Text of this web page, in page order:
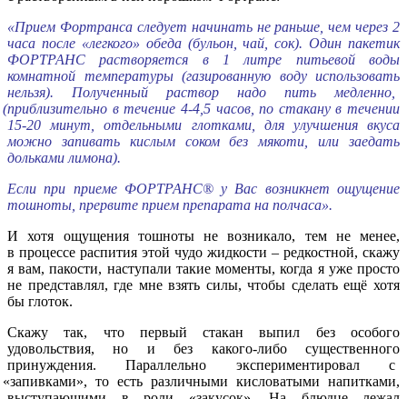
«Прием Фортранса следует начинать не раньше, чем через 2
часа после «легкого» обеда (бульон, чай, сок). Один пакетик
ФОРТРАНС растворяется в 1 литре питьевой воды
комнатной температуры (газированную воду использовать
нельзя). Полученный раствор надо пить медленно,
(приблизительно в течение 4-4,5 часов, по стакану в течении
15-20 минут, отдельными глотками, для улучшения вкуса
можно запивать кислым соком без мякоти, или заедать
дольками лимона).
Если при приеме ФОРТРАНС® у Вас возникнет ощущение
тошноты, прервите прием препарата на полчаса».
И хотя ощущения тошноты не возникало, тем не менее,
в процессе распития этой чудо жидкости – редкостной, скажу
я вам, пакости, наступали такие моменты, когда я уже просто
не представлял, где мне взять силы, чтобы сделать ещё хотя
бы глоток.
Скажу так, что первый стакан выпил без особого
удовольствия, но и без какого-либо существенного
принуждения. Параллельно экспериментировал с
«запивками», то есть различными кисловатыми напитками,